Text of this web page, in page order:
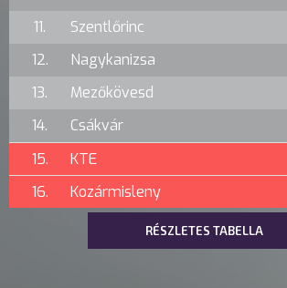
11.
Szentlőrinc
12.
Nagykanizsa
13.
Mezőkövesd
14.
Csákvár
15.
KTE
16.
Kozármisleny
RÉSZLETES TABELLA